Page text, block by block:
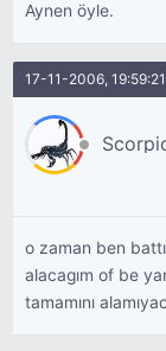
Aynen öyle.
17-11-2006, 19:59:21
o zaman ben
alacagım of be
tamamını